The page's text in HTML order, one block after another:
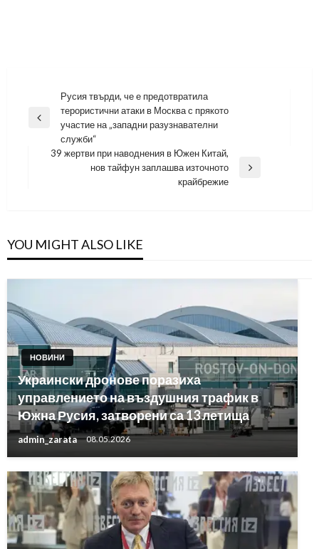
Навигация
Previous
Русия твърди, че е предотвратила
терористични атаки в Москва с прякото
участие на „западни разузнавателни
служби“
39 жертви при наводнения в Южен Китай,
нов тайфун заплашва източното
крайбрежие
YOU MIGHT ALSO LIKE
НОВИНИ
Украински дронове поразиха
управлението на въздушния трафик в
Южна Русия, затворени са 13 летища
admin_zarata 08.05.2026